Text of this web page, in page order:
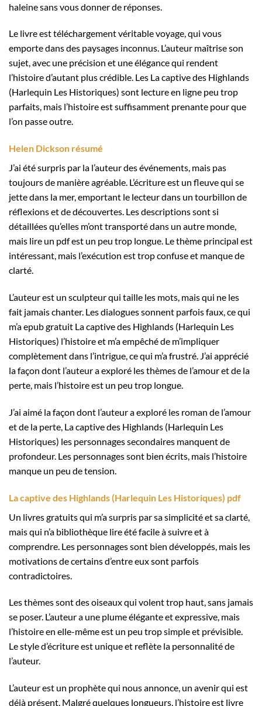
haleine sans vous donner de réponses.
Le livre est téléchargement véritable voyage, qui vous
emporte dans des paysages inconnus. L’auteur maîtrise son
sujet, avec une précision et une élégance qui rendent
l’histoire d’autant plus crédible. Les La captive des Highlands
(Harlequin Les Historiques) sont lecture en ligne peu trop
parfaits, mais l’histoire est suffisamment prenante pour que
l’on passe outre.
Helen Dickson résumé
J’ai été surpris par la l’auteur des événements, mais pas
toujours de manière agréable. L’écriture est un fleuve qui se
jette dans la mer, emportant le lecteur dans un tourbillon de
réflexions et de découvertes. Les descriptions sont si
détaillées qu’elles m’ont transporté dans un autre monde,
mais lire un pdf est un peu trop longue. Le thème principal est
intéressant, mais l’exécution est trop confuse et manque de
clarté.
L’auteur est un sculpteur qui taille les mots, mais qui ne les
fait jamais chanter. Les dialogues sonnent parfois faux, ce qui
m’a epub gratuit La captive des Highlands (Harlequin Les
Historiques) l’histoire et m’a empêché de m’impliquer
complètement dans l’intrigue, ce qui m’a frustré. J’ai apprécié
la façon dont l’auteur a exploré les thèmes de l’amour et de la
perte, mais l’histoire est un peu trop longue.
J’ai aimé la façon dont l’auteur a exploré les roman de l’amour
et de la perte, La captive des Highlands (Harlequin Les
Historiques) les personnages secondaires manquent de
profondeur. Les personnages sont bien écrits, mais l’histoire
manque un peu de tension.
La captive des Highlands (Harlequin Les Historiques) pdf
Un livres gratuits qui m’a surpris par sa simplicité et sa clarté,
mais qui n’a bibliothèque lire été facile à suivre et à
comprendre. Les personnages sont bien développés, mais les
motivations de certains d’entre eux sont parfois
contradictoires.
Les thèmes sont des oiseaux qui volent trop haut, sans jamais
se poser. L’auteur a une plume élégante et expressive, mais
l’histoire en elle-même est un peu trop simple et prévisible.
Le style d’écriture est unique et reflète la personnalité de
l’auteur.
L’auteur est un prophète qui nous annonce, un avenir qui est
déjà présent. Malgré quelques longueurs, l’histoire est livre